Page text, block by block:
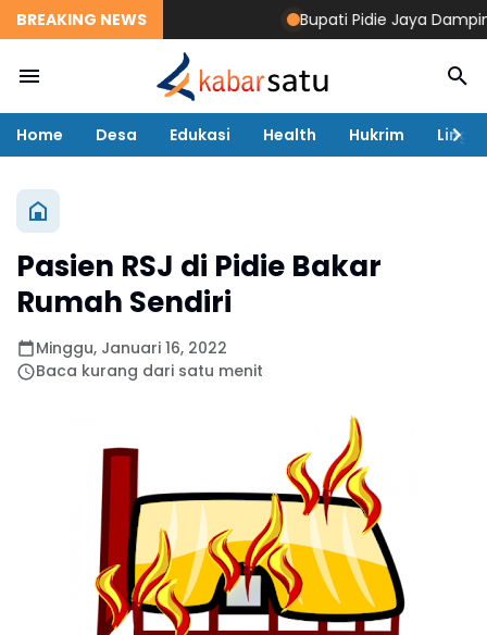
BREAKING NEWS Bupati Pidie Jaya
Home Desa Edukasi Health Hukrim
Pasien RSJ di Pidie Bakar
Rumah Sendiri
Minggu, Januari 16, 2022
Baca kurang dari satu menit